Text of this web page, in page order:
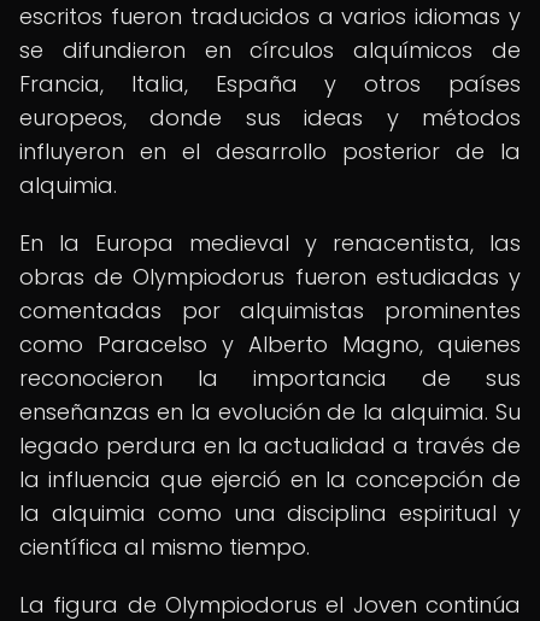
escritos fueron traducidos a varios idiomas y
se difundieron en círculos alquímicos de
Francia, Italia, España y otros países
europeos, donde sus ideas y métodos
influyeron en el desarrollo posterior de la
alquimia.
En la Europa medieval y renacentista, las
obras de Olympiodorus fueron estudiadas y
comentadas por alquimistas prominentes
como Paracelso y Alberto Magno, quienes
reconocieron la importancia de sus
enseñanzas en la evolución de la alquimia. Su
legado perdura en la actualidad a través de
la influencia que ejerció en la concepción de
la alquimia como una disciplina espiritual y
científica al mismo tiempo.
La figura de Olympiodorus el Joven continúa